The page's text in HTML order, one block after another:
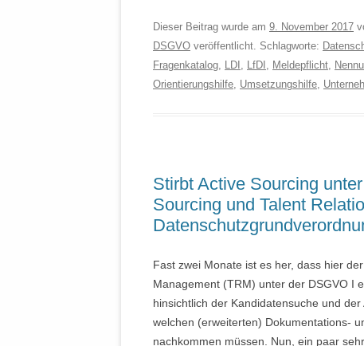
Dieser Beitrag wurde am 9. November 2017
DSGVO veröffentlicht. Schlagworte:
Fragenkatalog, LDI , LfDI , Meldepflicht,
Orientierungshilfe, Umsetzungshilfe,
Stirbt Active Sourcing
Sourcing und Talent
Fast zwei Monate ist es her, dass hier
Management (TRM) unter der DSGVO I
hinsichtlich der Kandidatensuche und
welchen (erweiterten) Dokumentations-
nachkommen müssen. Nun, ein paar